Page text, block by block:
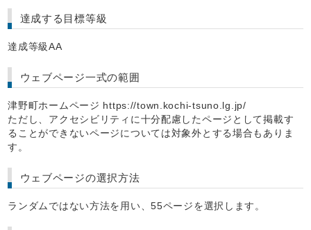
達成する目標等級
達成等級AA
ウェブページ一式の範囲
津野町ホームページ https://town.kochi-tsuno.lg.jp/
ただし、アクセシビリティに十分配慮したページとして掲載す
ることができないページについては対象外とする場合もありま
す。
ウェブページの選択方法
ランダムではない方法を用い、55ページを選択します。